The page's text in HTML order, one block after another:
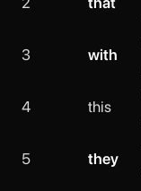
3 with
4 this
5 they